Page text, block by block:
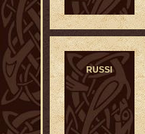
RUSSI